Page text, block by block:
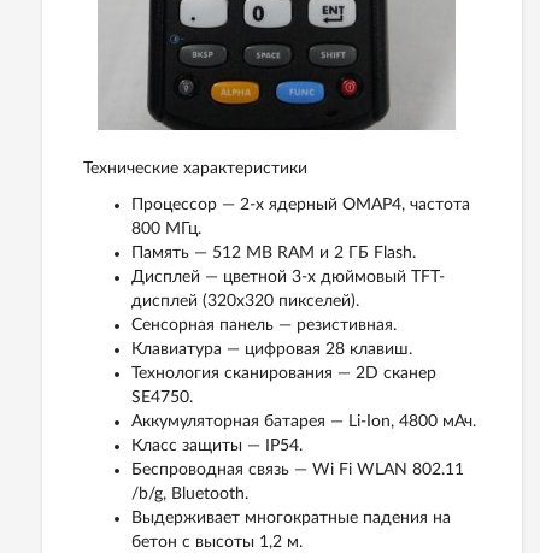
Технические характеристики
Процессор — 2-х ядерный OMAP4, частота
800 МГц.
Память — 512 MB RAM и 2 ГБ Flash.
Дисплей — цветной 3-х дюймовый TFT-
дисплей (320x320 пикселей).
Сенсорная панель — резистивная.
Клавиатура — цифровая 28 клавиш.
Технология сканирования — 2D сканер
SE4750.
Аккумуляторная батарея — Li-Ion, 4800 мАч.
Класс защиты — IP54.
Беспроводная связь — Wi Fi WLAN 802.11
/b/g, Bluetooth.
Выдерживает многократные падения на
бетон с высоты 1,2 м.